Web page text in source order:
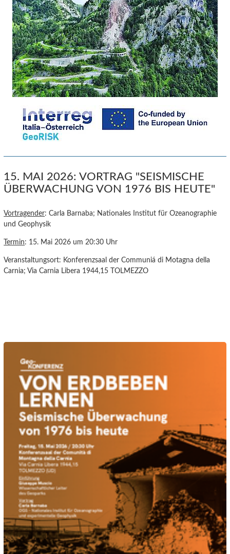
15. MAI 2026: VORTRAG "SEISMISCHE
ÜBERWACHUNG VON 1976 BIS HEUTE"
Vortragender: Carla Barnaba; Nationales Institut für Ozeanographie
und Geophysik
Termin: 15. Mai 2026 um 20:30 Uhr
Veranstaltungsort: Konferenzsaal der Communiá di Motagna della
Carnia; Via Carnia Libera 1944,15 TOLMEZZO